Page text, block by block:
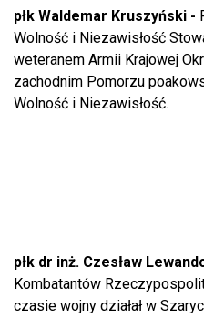
płk Waldemar Kruszyński -
Wolność i Niezawisłość
weteranem Armii Krajowej
zachodnim Pomorzu
Wolność i Niezawisłość.
płk dr inż. Czesław
Kombatantów
czasie wojny działał w